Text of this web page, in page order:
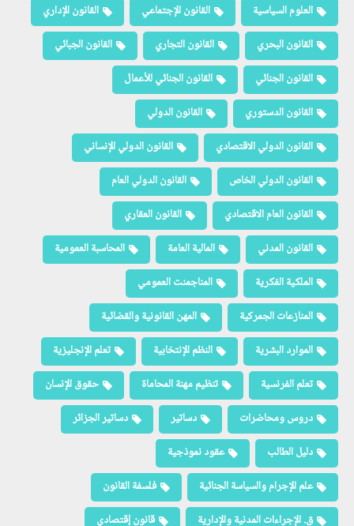
العلوم السياسية
القانون الإجتماعي
القانون الإداري
القانون البحري
القانون التجاري
القانون الجبائي
القانون الجنائي
القانون الجنائي للأعمال
القانون الدستوري
القانون الدولي
القانون الدولي الاقتصادي
القانون الدولي الإنساني
القانون الدولي الخاص
القانون الدولي العام
القانون العام الاقتصادي
القانون العقاري
القانون المدني
المالية العامة
المحاسبة العمومية
الملكية الفكرية
المناجمنت العمومي
المنازعات الجمركية
المهن القانونية والقضائية
الموارد البشرية
النظم الإنتخابية
تعلم الإنجليزية
تعلم الفرنسية
تنظيم مهنة المحاماة
حقوق الإنسان
دروس ومحاضرات
دساتير
دساتير الجزائر
دليل الطالب
عقود نموذجية
علم الإجرام والسياسة الجنائية
فلسفة القانون
ق. الإجراءات المدنية والإدارية
قانون إقتصادي